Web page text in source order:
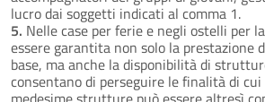
lucro dai soggetti indicati al comma 1.
5. Nelle case per ferie e negli ostelli per
essere garantita non solo la prestazione
base, ma anche la disponibilità di
consentano di perseguire le finalità di